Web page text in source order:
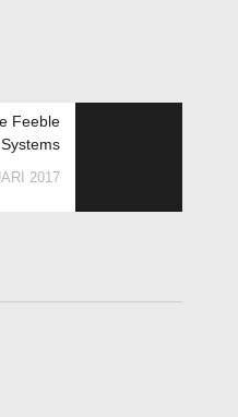
Feeble
2017